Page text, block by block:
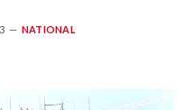
NATIONAL